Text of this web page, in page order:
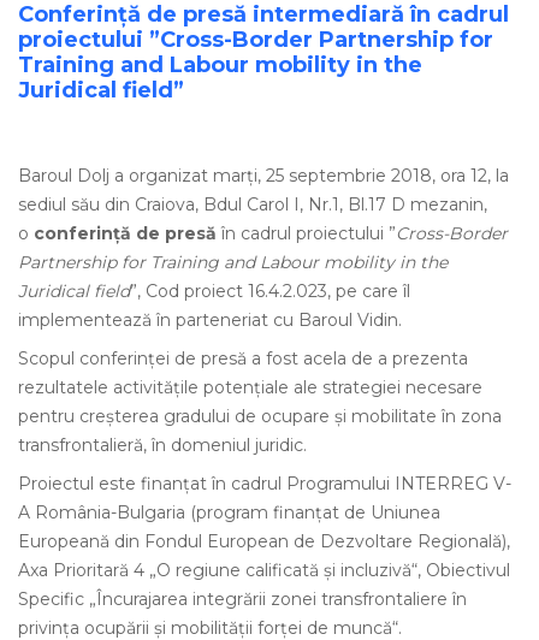
Conferință de presă intermediară în cadrul
proiectului ”Cross-Border Partnership for
Training and Labour mobility in the
Juridical field”
Baroul Dolj a organizat marți, 25 septembrie 2018, ora 12, la
sediul său din Craiova, Bdul Carol I, Nr.1, Bl.17 D mezanin,
o conferință de presăîn cadrul proiectului ”Cross-Border
Partnership for Training and Labour mobility in the
Juridical field”, Cod proiect 16.4.2.023, pe care îl
implementează în parteneriat cu Baroul Vidin.
Scopul conferinței de presă a fost acela de a prezenta
rezultatele activitățile potențiale ale strategiei necesare
pentru creșterea gradului de ocupare și mobilitate în zona
transfrontalieră, în domeniul juridic.
Proiectul este finanțat în cadrul Programului INTERREG V-
A România-Bulgaria (program finanțat de Uniunea
Europeană din Fondul European de Dezvoltare Regională),
Axa Prioritară 4 „O regiune calificată și incluzivă“, Obiectivul
Specific „Încurajarea integrării zonei transfrontaliere în
privinţa ocupării şi mobilităţii forţei de muncă“.